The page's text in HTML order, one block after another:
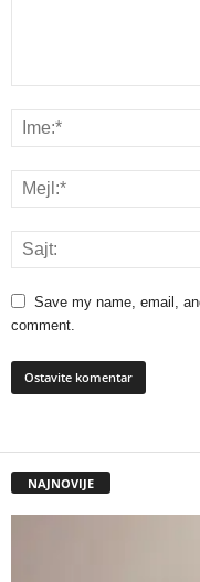
Save my name, email,
comment.
NAJNOVIJE